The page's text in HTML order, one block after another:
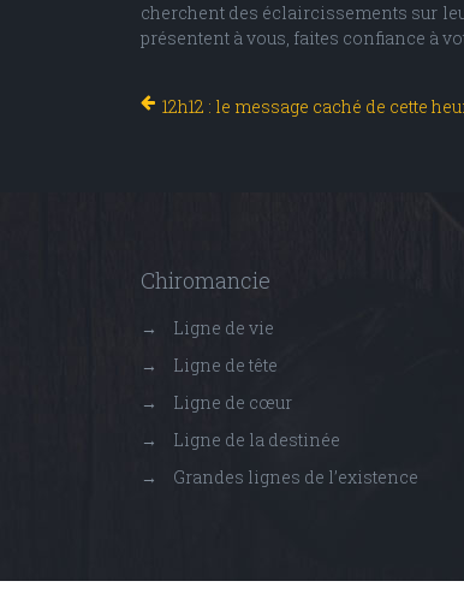
cherchent des éclaircissements sur
présentent à vous, faites confiance à
12h12 : le message caché de cette
Chiromancie
→
Ligne de vie
→
Ligne de tête
→
Ligne de cœur
→
Ligne de la destinée
→
Grandes lignes de l’existence